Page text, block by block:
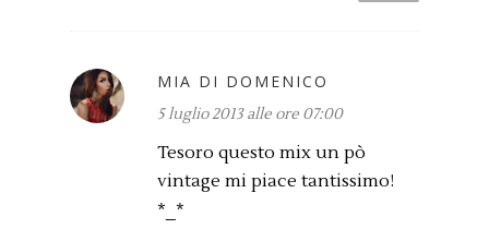
MIA DI DOMENICO
5 luglio 2013 alle ore 07:00
Tesoro questo mix un pò
vintage mi piace tantissimo!
*_*